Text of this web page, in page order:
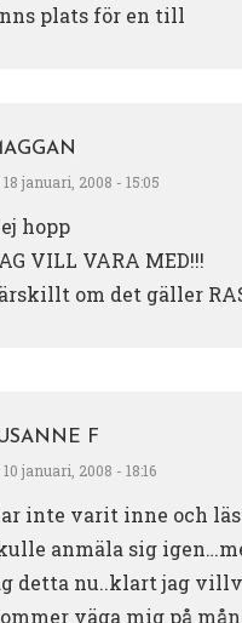
plats för en till
18 januari, 2008 - 15:05
hopp
VILL VARA MED!!!
om det gäller
F
10 januari, 2008 - 18:16
inte varit inne och
anmäla sig
detta nu..klart jag villv
väga mig på